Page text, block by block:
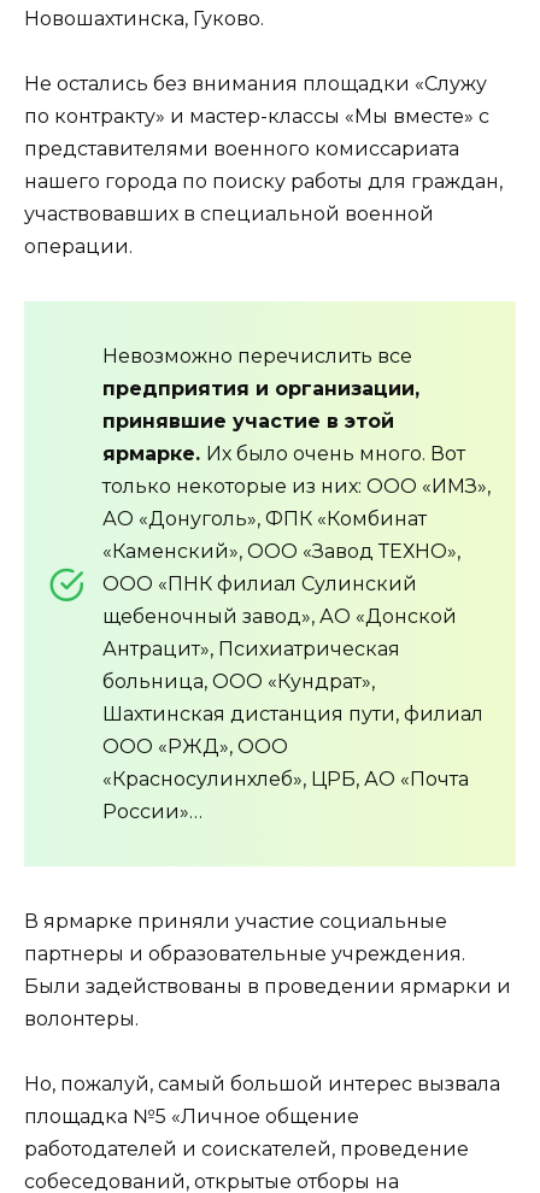
Новошахтинска, Гуково.
Не остались без внимания площадки «Служу
по контракту» и мастер-классы «Мы вместе» с
представителями военного комиссариата
нашего города по поиску работы для граждан,
участвовавших в специальной военной
операции.
Невозможно перечислить все
предприятия и организации,
принявшие участие в этой
ярмарке. Их было очень много. Вот
только некоторые из них: ООО «ИМЗ»,
АО «Донуголь», ФПК «Комбинат
«Каменский», ООО «Завод ТЕХНО»,
ООО «ПНК филиал Сулинский
щебеночный завод», АО «Донской
Антрацит», Психиатрическая
больница, ООО «Кундрат»,
Шахтинская дистанция пути, филиал
ООО «РЖД», ООО
«Красносулинхлеб», ЦРБ, АО «Почта
России»…
В ярмарке приняли участие социальные
партнеры и образовательные учреждения.
Были задействованы в проведении ярмарки и
волонтеры.
Но, пожалуй, самый большой интерес вызвала
площадка №5 «Личное общение
работодателей и соискателей, проведение
собеседований, открытые отборы на